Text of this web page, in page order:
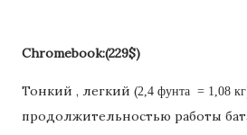
Chromebook:(229$)
Тонкий , легкий (2,4 фунта = 1,08 кг
продолжительностью работы